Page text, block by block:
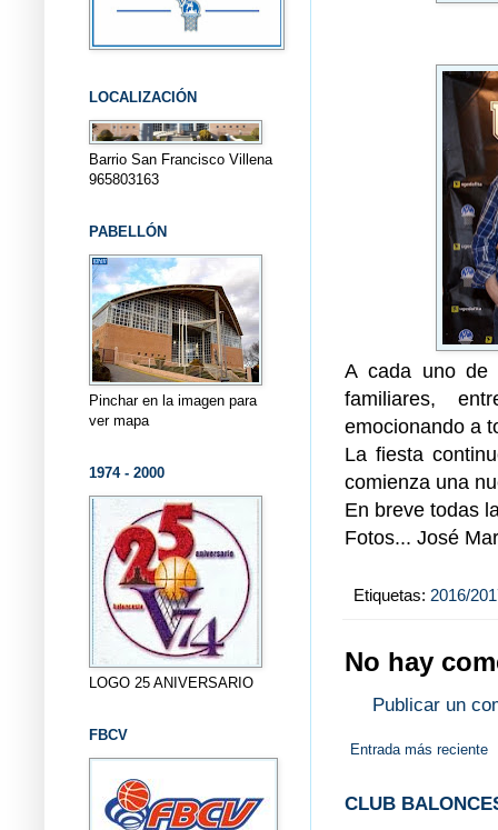
A cada uno de
familiares,
emocionando a
La fiesta
comienza una
En breve todas
Fotos... José
Etiquetas: 2016/
No hay
Publicar un
Entrada más reciente
CLUB
LOCALIZACIÓN
Barrio San Francisco Villena
965803163
PABELLÓN
Pinchar en la imagen para
ver mapa
1974 - 2000
LOGO 25 ANIVERSARIO
FBCV